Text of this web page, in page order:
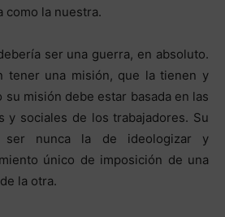
como la nuestra.
ser una guerra, en absoluto.
tener una misión, que la tienen y
misión debe estar basada en las
y sociales de los trabajadores. Su
ser nunca la de ideologizar y
único de imposición de una
la otra.